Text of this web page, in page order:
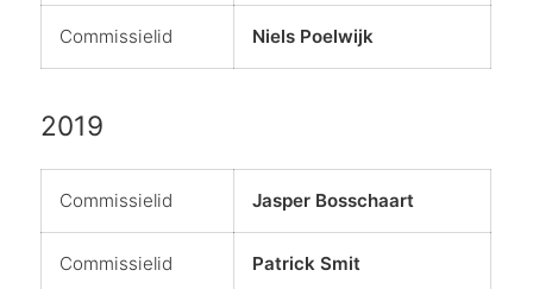
Commissielid Niels Poelwijk
2019
Commissielid Jasper Bosschaart
Commissielid Patrick Smit